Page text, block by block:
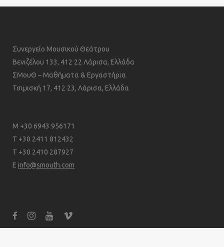
Συνεργείο Μουσικού Θεάτρου
Βενιζέλου 133, 412 22 Λάρισα, Ελλάδα
ΣΜουΘ – Μαθήματα & Εργαστήρια
Τσιμισκή 17, 412 23, Λάρισα, Ελλάδα
M +30 6943 956171
T +30 2411 812432
T +30 2410 287927
E info@smouth.com